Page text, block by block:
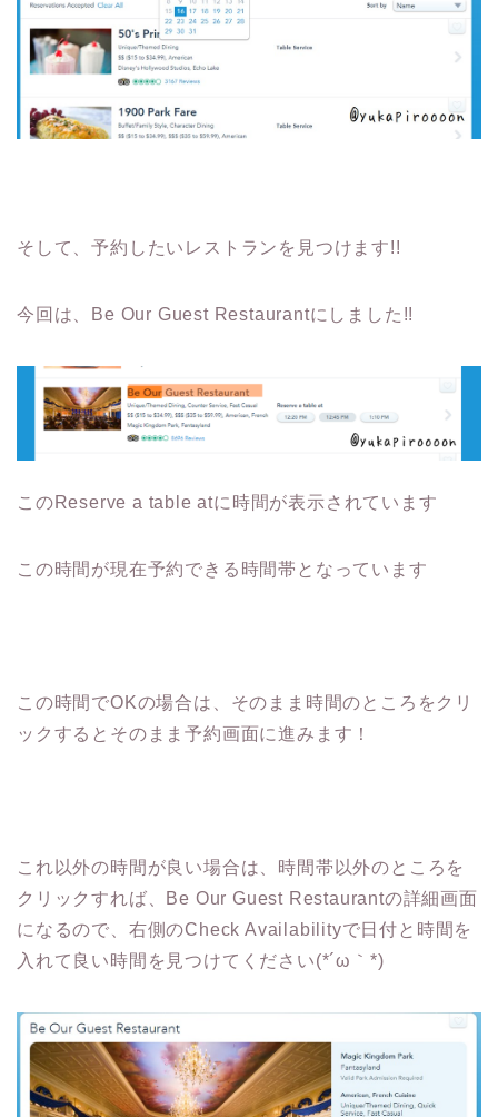
そして、予約したいレストランを見つけます!!
今回は、Be Our Guest Restaurantにしました!!
このReserve a table atに時間が表示されています
この時間が現在予約できる時間帯となっています
この時間でOKの場合は、そのまま時間のところをクリ
ックするとそのまま予約画面に進みます！
これ以外の時間が良い場合は、時間帯以外のところを
クリックすれば、Be Our Guest Restaurantの詳細画面
になるので、右側のCheck Availabilityで日付と時間を
入れて良い時間を見つけてください(*´ω｀*)